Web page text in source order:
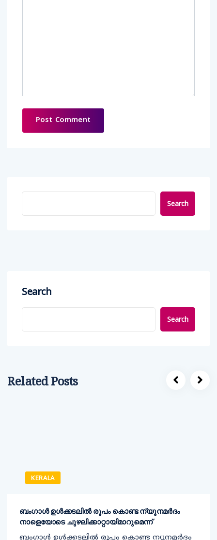
Search
Search
Search
Related Posts
KERALA
ബംഗാൾ ഉൾക്കടലിൽ രൂപം കൊണ്ട ന്യൂനമർദം
നാളെയോടെ ചുഴലിക്കാറ്റായിമാറുമെന്ന്
ബംഗാൾ ഉൾക്കടലിൽ രൂപം കൊണ്ട ന്യൂനമർദം